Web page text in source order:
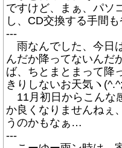
ですけど、まぁ、パソ
し、CD交換する手間
---
雨なんでした、今日
んだか降ってないんだ
ば、ちとまとまって降
きりしないお天気ヽ
11月初日からこんな
か良くなりませんねぇ
うのかもなぁ…
---